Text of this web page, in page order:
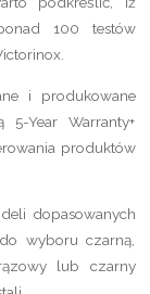
100 testów
i produkowane
Year Warranty+
produktów
dopasowanych
wyboru czarną,
lub czarny